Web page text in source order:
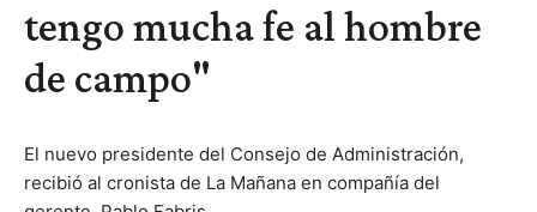
tengo mucha fe al hombre
de campo"
El nuevo presidente del Consejo de Administración,
recibió al cronista de La Mañana en compañía del